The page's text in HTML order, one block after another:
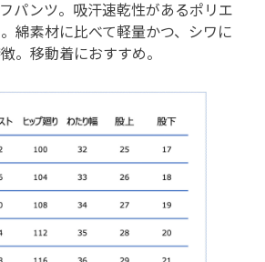
パンツ。吸汗速乾性があるポリエ
綿素材に比べて軽量かつ、シワに
。移動着におすすめ。